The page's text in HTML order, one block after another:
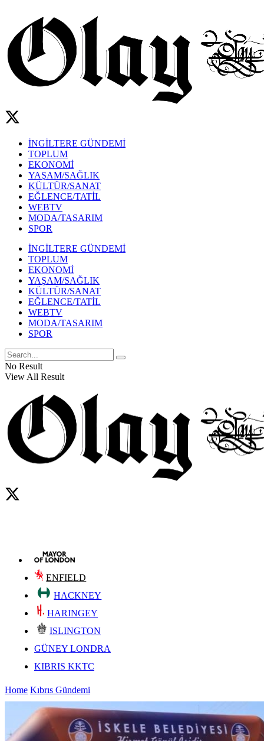
İNGİLTERE GÜNDEMİ
TOPLUM
EKONOMİ
YAŞAM/SAĞLIK
KÜLTÜR/SANAT
EĞLENCE/TATİL
WEBTV
MODA/TASARIM
SPOR
İNGİLTERE GÜNDEMİ
TOPLUM
EKONOMİ
YAŞAM/SAĞLIK
KÜLTÜR/SANAT
EĞLENCE/TATİL
WEBTV
MODA/TASARIM
SPOR
No Result
View All Result
ENFIELD
HACKNEY
HARINGEY
ISLINGTON
GÜNEY LONDRA
KIBRIS KKTC
Home Kıbrıs Gündemi